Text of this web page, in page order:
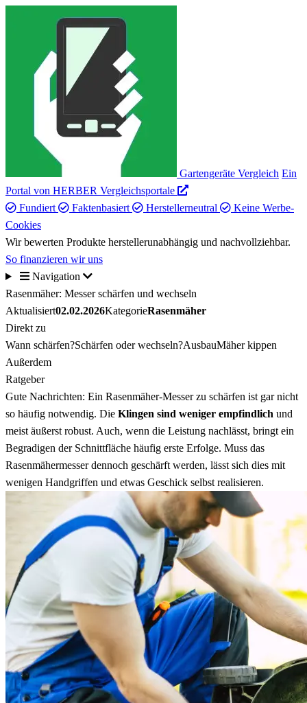
Gartengeräte Vergleich Ein
Portal von HERBER Vergleichsportale
Fundiert
Faktenbasiert Herstellerneutral
Keine Werbe-
Cookies
Wir bewerten Produkte herstellerunabhängig und nachvollziehbar.
So finanzieren wir uns
Navigation
Rasenmäher: Messer schärfen und wechseln
Aktualisiert02.02.2026KategorieRasenmäher
Direkt zu
Wann schärfen?Schärfen oder wechseln?AusbauMäher kippen
Außerdem
Ratgeber
Gute Nachrichten: Ein Rasenmäher-Messer zu schärfen ist gar nicht
so häufig notwendig. Die Klingen sind weniger empfindlich und
meist äußerst robust. Auch, wenn die Leistung nachlässt, bringt ein
Begradigen der Schnittfläche häufig erste Erfolge. Muss das
Rasenmähermesser dennoch geschärft werden, lässt sich dies mit
wenigen Handgriffen und etwas Geschick selbst realisieren.